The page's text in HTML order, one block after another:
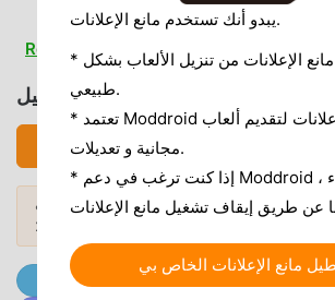
ومتاحة ومجانية للتثبيت. فقط قم بتنزيل عميل moddroid ، يمكنك
تنزيل وتثبيت 수강신청 4.0.3 بنقرة واحدة. ماذا تنتظر ، قم بتنزيل
수강신청 باعتباره تطبيقًا شائعًا education ، جذبت وظائفه القوية
عددًا كبيرًا من المستخدمين. مقارنةً بالتطبيقات التقليدية education
تنزيل وتثبيت 수강신청 4.0.3 ، يمكنك بسهولة تجربة جميع الوظائف
، وهي مجانية تمامًا! بالإضافة إلى ذلك ، يدعم moddroid أيضًا
Read more
تحميل 수강신청 (MOD, Unlocked)
هل تريد المزيد؟ تصفح
أشهر تطبيقات Mod APK
يبدو أنك تستخدم مانع الإعلانات.
* قد يمنعك مانع الإعلانات من تنزيل الألعاب بشكل
طبيعي.
* تعتمد Moddroid على الإعلانات لتقديم ألعاب
مجانية و تعديلات.
* إذا كنت ترغب في دعم Moddroid ، فالرجاء
مانع الإعلانات الخاص بي